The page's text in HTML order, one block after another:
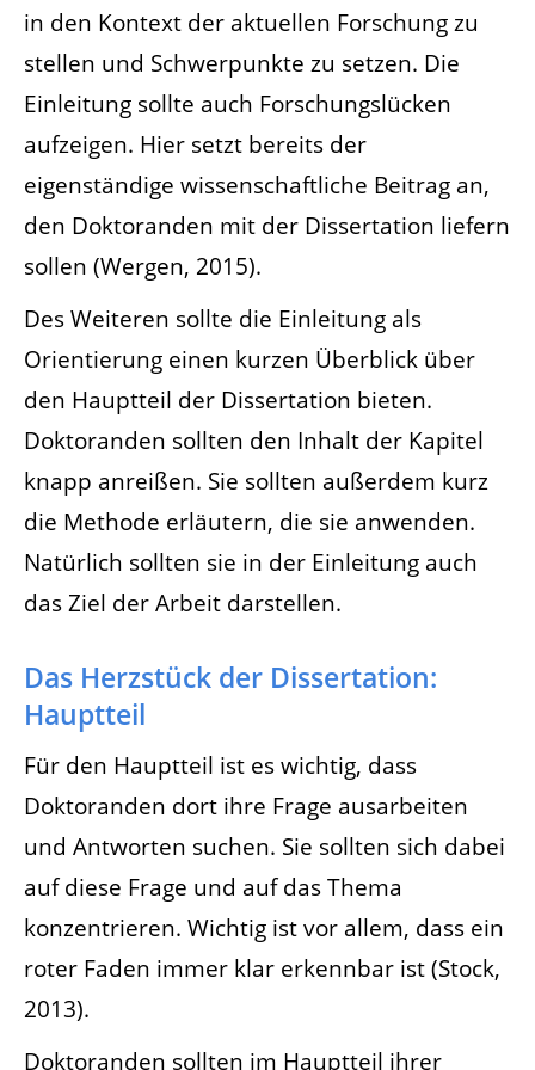
in den Kontext der aktuellen Forschung zu
stellen und Schwerpunkte zu setzen. Die
Einleitung sollte auch Forschungslücken
aufzeigen. Hier setzt bereits der
eigenständige wissenschaftliche Beitrag an,
den Doktoranden mit der Dissertation liefern
sollen (Wergen, 2015).
Des Weiteren sollte die Einleitung als
Orientierung einen kurzen Überblick über
den Hauptteil der Dissertation bieten.
Doktoranden sollten den Inhalt der Kapitel
knapp anreißen. Sie sollten außerdem kurz
die Methode erläutern, die sie anwenden.
Natürlich sollten sie in der Einleitung auch
das Ziel der Arbeit darstellen.
Das Herzstück der Dissertation:
Hauptteil
Für den Hauptteil ist es wichtig, dass
Doktoranden dort ihre Frage ausarbeiten
und Antworten suchen. Sie sollten sich dabei
auf diese Frage und auf das Thema
konzentrieren. Wichtig ist vor allem, dass ein
roter Faden immer klar erkennbar ist (Stock,
2013).
Doktoranden sollten im Hauptteil ihrer